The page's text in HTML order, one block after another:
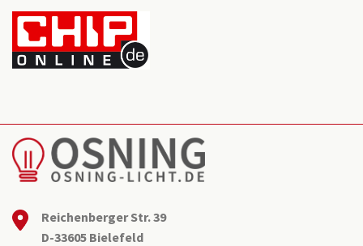
Reichenberger Str. 39
D-33605 Bielefeld